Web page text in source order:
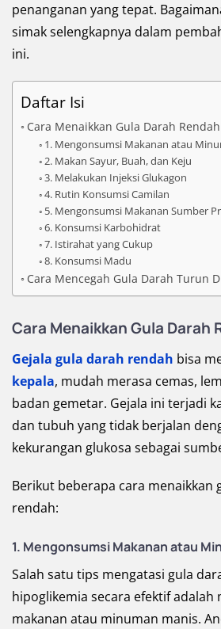
penanganan yang tepat.
simak selengkapnya dalam
ini.
Daftar Isi
Cara Menaikkan Gula Darah Rendah
1. Mengonsumsi Makanan atau
2. Makan Sayur, Buah, dan Keju
3. Melakukan Injeksi Glukagon
4. Rutin Konsumsi Camilan
5. Mengonsumsi Makanan Sumber
6. Konsumsi Karbohidrat
7. Istirahat yang Cukup
8. Konsumsi Madu
Cara Mencegah Gula Darah Turun
Cara Menaikkan Gula Darah
Gejala gula darah rendah bisa
kepala, mudah merasa cemas,
badan gemetar. Gejala ini terjadi
dan tubuh yang tidak berjalan
kekurangan glukosa sebagai
Berikut beberapa cara menaikkan
rendah:
1. Mengonsumsi Makanan atau
Salah satu tips mengatasi gula
hipoglikemia secara efektif adalah
makanan atau minuman manis.